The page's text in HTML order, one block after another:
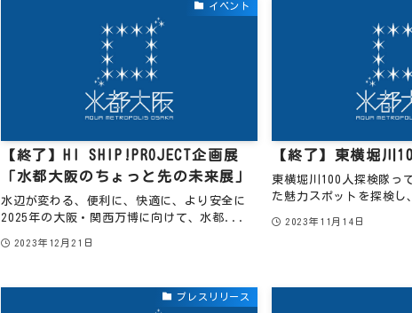
イベント
【終了】HI SHIP!PROJECT企画展
「水都大阪のちょっと先の未来展」
水辺が変わる、便利に、快適に、より安全に
2025年の大阪・関西万博に向けて、水都...
2023年12月21日
【終了】東横堀川
東横堀川100人探検隊っ
た魅力スポットを探検
2023年11月14日
プレスリリース